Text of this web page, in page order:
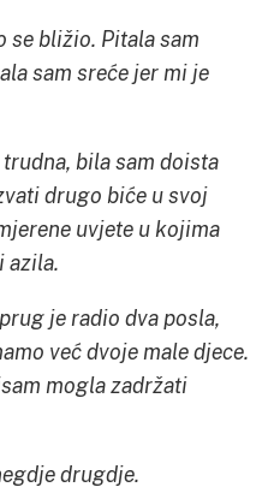
se bližio. Pitala sam
sam sreće jer mi je
bila sam doista
drugo biće u svoj
uvjete u kojima
azila.
je radio dva posla,
već dvoje male djece.
mogla zadržati
drugdje.